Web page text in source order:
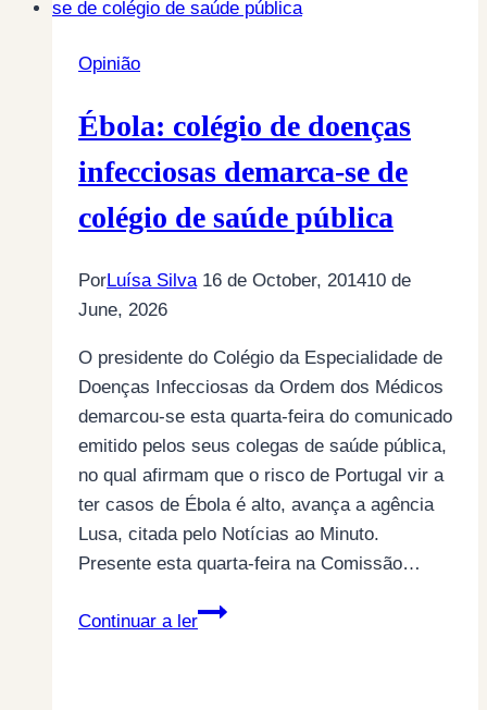
Opinião
Ébola: colégio de doenças
infecciosas demarca-se de
colégio de saúde pública
PorLuísa Silva 16 de October, 201410 de
June, 2026
O presidente do Colégio da Especialidade de
Doenças Infecciosas da Ordem dos Médicos
demarcou-se esta quarta-feira do comunicado
emitido pelos seus colegas de saúde pública,
no qual afirmam que o risco de Portugal vir a
ter casos de Ébola é alto, avança a agência
Lusa, citada pelo Notícias ao Minuto.
Presente esta quarta-feira na Comissão…
Continuar a ler
Ébola: